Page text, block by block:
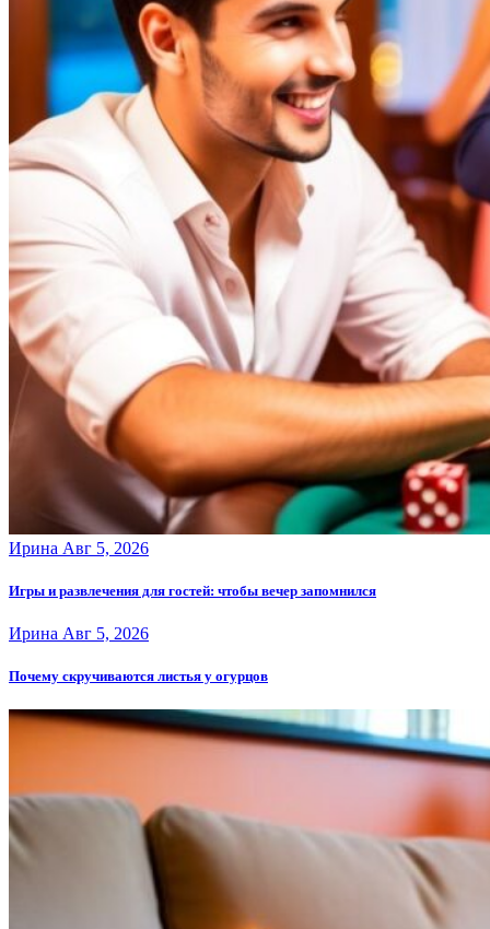
Ирина Авг 5, 2026
Игры и развлечения для гостей: чтобы вечер запомнился
Ирина Авг 5, 2026
Почему скручиваются листья у огурцов